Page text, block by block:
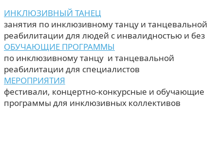
ИНКЛЮЗИВНЫЙ ТАНЕЦ
занятия по инклюзивному танцу и танцевальной
реабилитации для людей с инвалидностью и без
ОБУЧАЮЩИЕ ПРОГРАММЫ
по инклюзивному танцу и танцевальной
реабилитации для специалистов
МЕРОПРИЯТИЯ
фестивали, концертно-конкурсные и обучающие
программы для инклюзивных коллективов